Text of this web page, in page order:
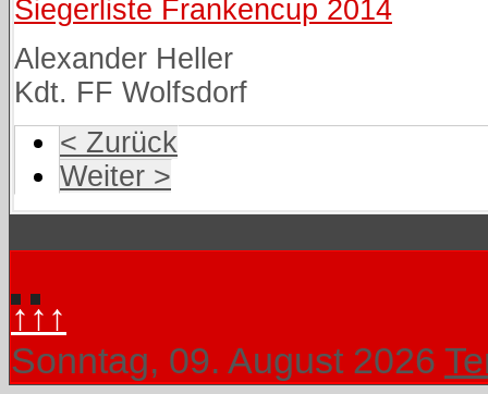
Siegerliste Frankencup 2014
Alexander Heller
Kdt. FF Wolfsdorf
< Zurück
Weiter >
↑↑↑
Sonntag, 09. August 2026